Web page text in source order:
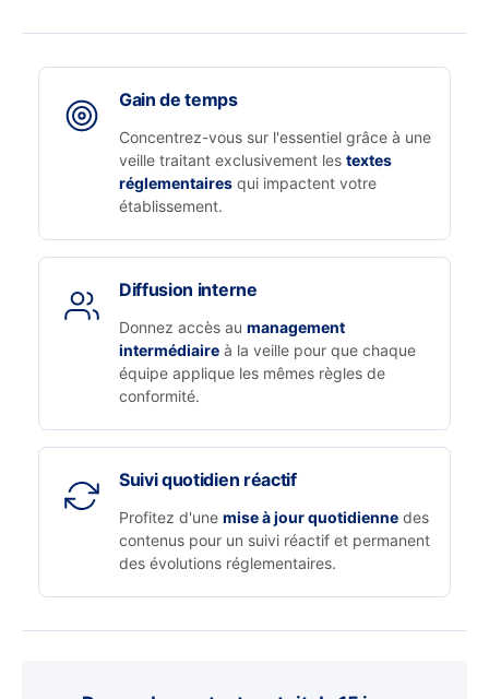
Gain de temps
Concentrez-vous sur l'essentiel grâce à une
veille traitant exclusivement les textes
réglementaires qui impactent votre
établissement.
Diffusion interne
Donnez accès au management
intermédiaire à la veille pour que chaque
équipe applique les mêmes règles de
conformité.
Suivi quotidien réactif
Profitez d'une mise à jour quotidienne des
contenus pour un suivi réactif et permanent
des évolutions réglementaires.